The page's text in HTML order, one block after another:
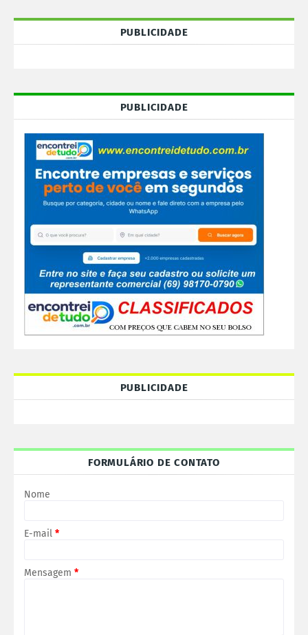
PUBLICIDADE
PUBLICIDADE
PUBLICIDADE
FORMULÁRIO DE CONTATO
Nome
E-mail *
Mensagem *